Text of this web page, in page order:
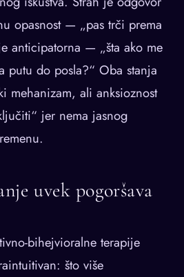
opasnost — „pas trči prema
anticipatorna — „šta ako me
putu do posla?“ Oba stanja
mehanizam, ali anksioznost
jer nema jasnog
uvek pogoršava
bihejvioralne terapije
što više